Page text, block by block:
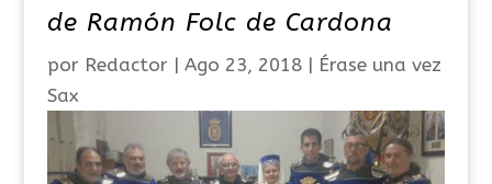
de Ramón Folc de Cardona
por Redactor| Ago 23, 2018| Érase una vez
Sax